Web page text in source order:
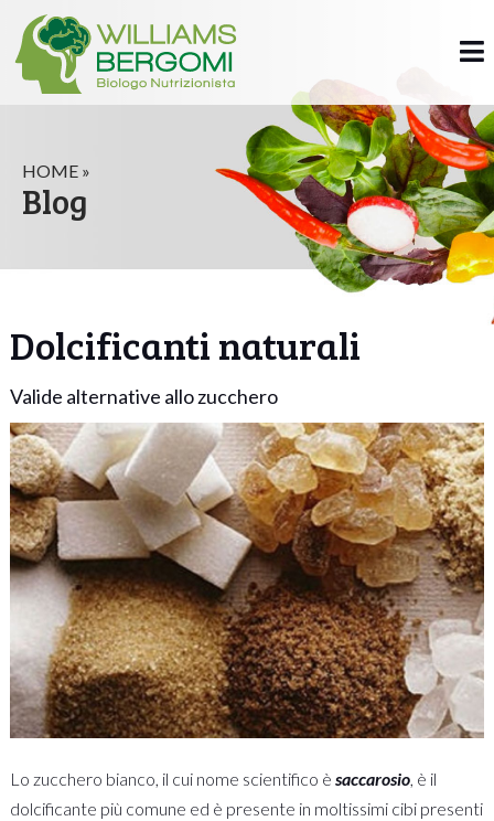
HOME »
Blog
Dolcificanti naturali
Valide alternative allo zucchero
Lo zucchero bianco, il cui nome scientifico è saccarosio, è il
dolcificante più comune ed è presente in moltissimi cibi presenti